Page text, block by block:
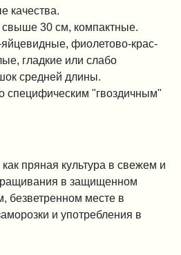
качества.
30 см, ком­пактные.
яйцевидные, фиолетово-крас­
гладкие или слабо
средней длины.
специфиче­ским "гвоздичным"
пряная культура в свежем и
в защищенном
безветренном месте в
и употребления в